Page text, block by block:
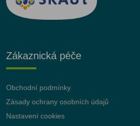
Zákaznická péče
Obchodní podmínky
Zásady ochrany osobních údajů
Nastavení cookies